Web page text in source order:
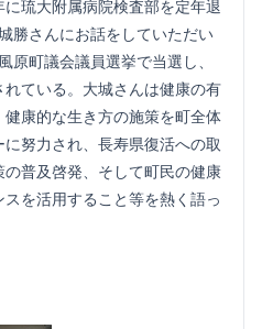
琉大附属病院検査部を定年退
勝さんにお話をしていただい
原町議会議員選挙で当選し、
ている。大城さんは健康の有
健康的な生き方の施策を町全体
努力され、長寿県復活への取
の普及啓発、そして町民の健康
を活用すること等を熱く語っ